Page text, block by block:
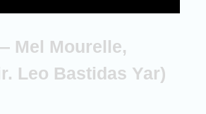
Mel Mourelle,
Leo Bastidas Yar)